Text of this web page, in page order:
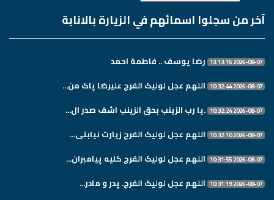
آخر من سجلوا اسمائهم في الزيارة بالانابة
2026-08-07 13:13:16 رضا يوسف .. فاطمة احمد
2026-08-07 10:32:44 اللهم عجل لولیک الفرج علیرضا پاک من...
2026-08-07 10:32:24 .یا رب الزینب بحق الزینب اشف صدر ال...
2026-08-07 10:32:10 اللهم عجل لولیک الفرج زیارت نیابتی...
2026-08-07 10:31:55 اللهم عجل لولیک الفرج کلیه پیامبران...
2026-08-07 10:31:19 اللهم عجل لولیک الفرج. پدر و مادر...